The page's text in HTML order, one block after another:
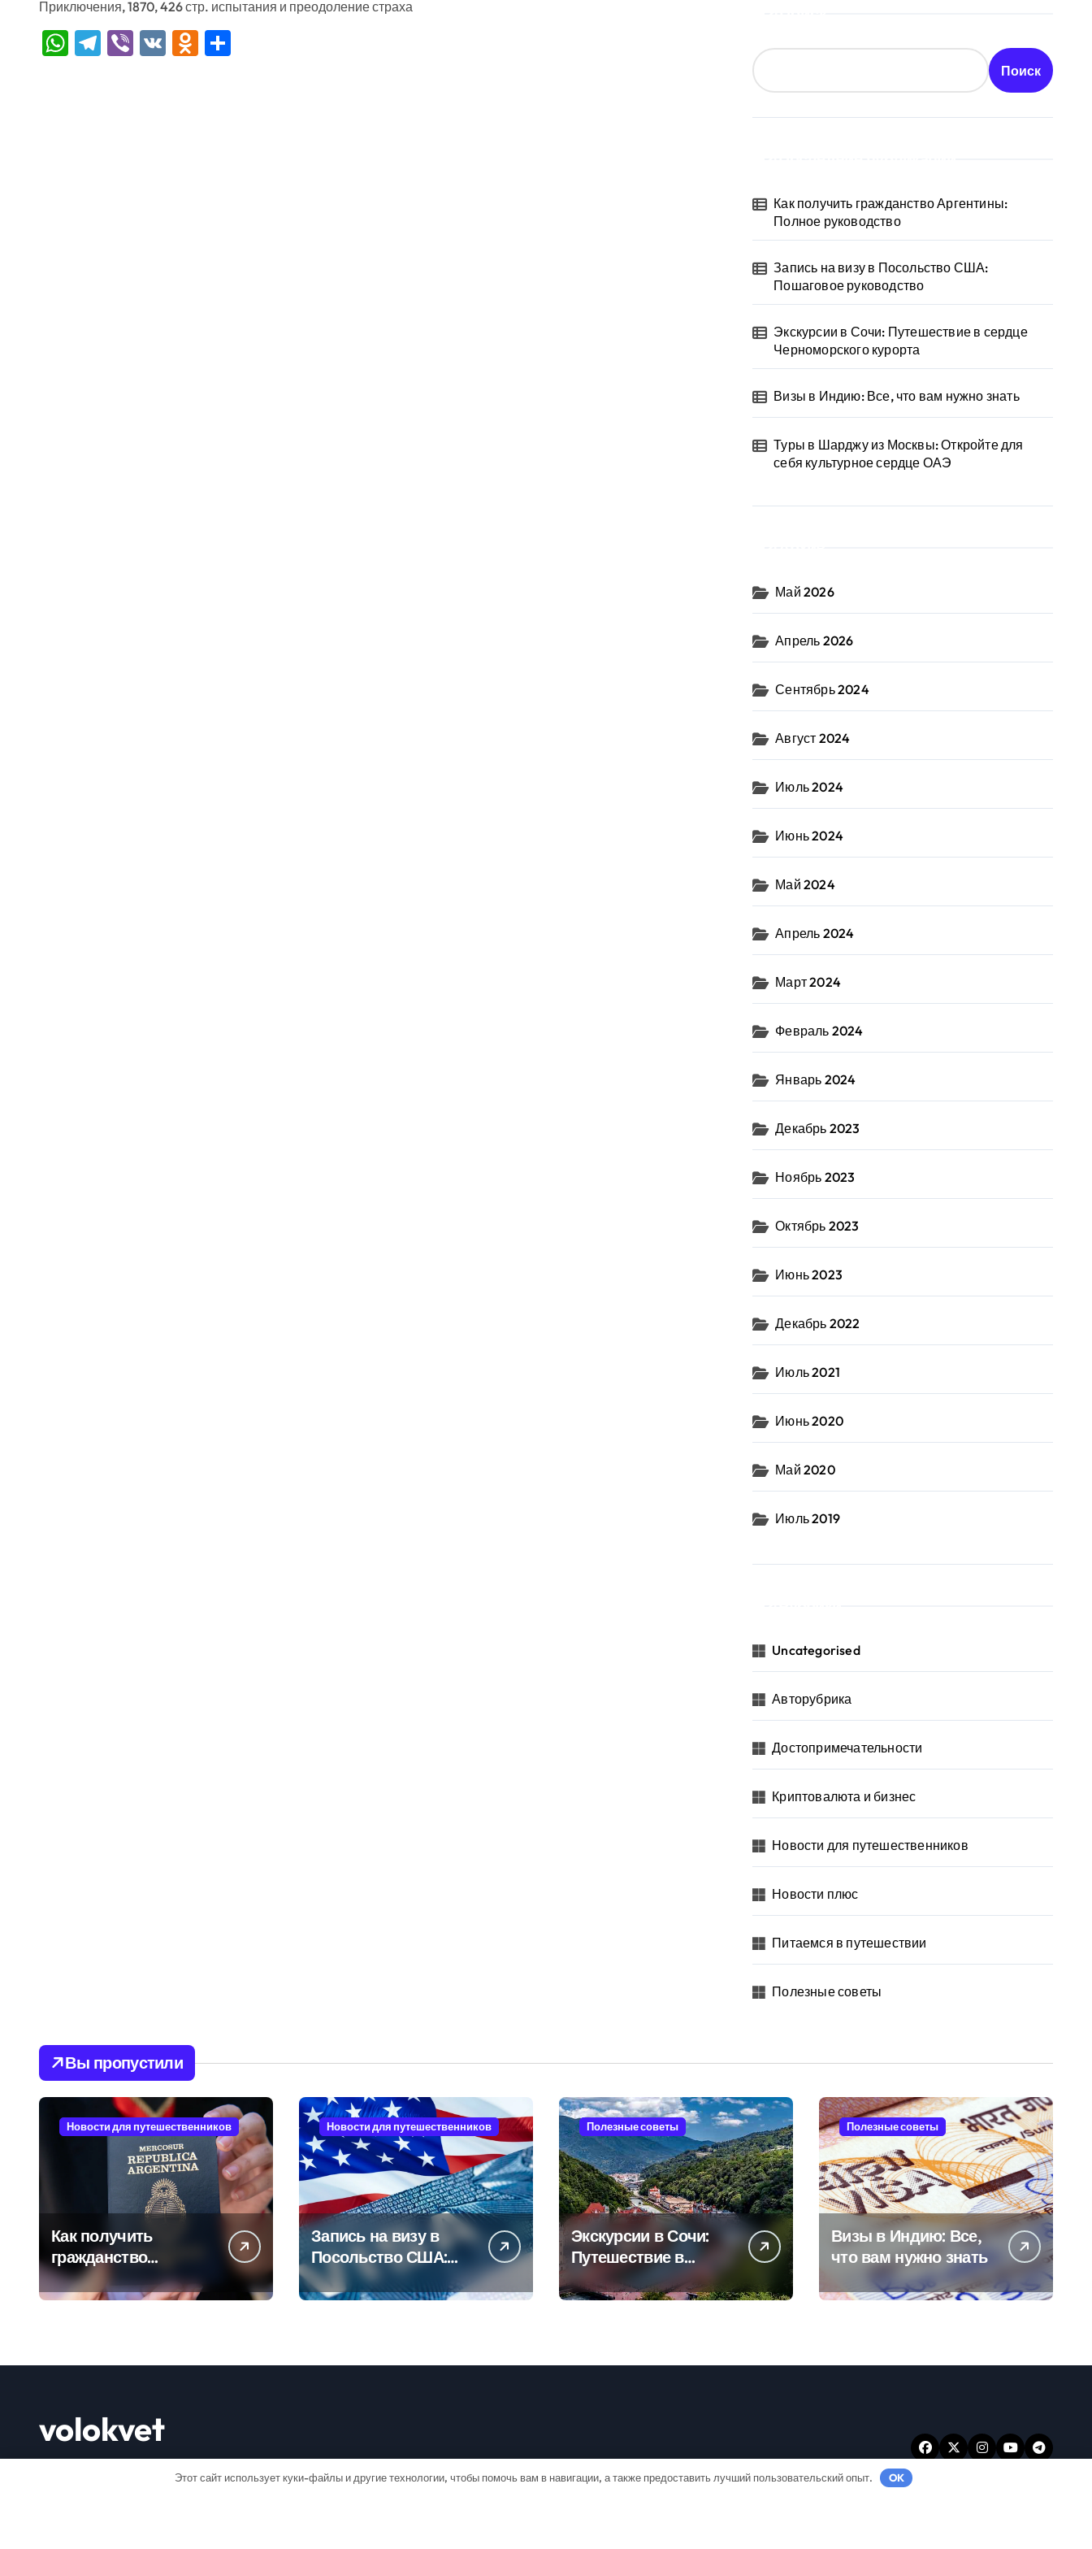
Приключения, 1870, 426 стр. испытания и преодоление страха
WhatsApp
Telegram
Viber
VK Odnoklassniki
Поиск
Как получить гражданство Аргентины:
Полное руководство
Запись на визу в Посольство США:
Пошаговое руководство
Экскурсии в Сочи: Путешествие в сердце
Черноморского курорта
Визы в Индию: Все, что вам нужно знать
Туры в Шарджу из Москвы: Откройте для
себя культурное сердце ОАЭ
Май 2026
Апрель 2026
Сентябрь 2024
Август 2024
Июль 2024
Июнь 2024
Май 2024
Апрель 2024
Март 2024
Февраль 2024
Январь 2024
Декабрь 2023
Ноябрь 2023
Октябрь 2023
Июнь 2023
Декабрь 2022
Июль 2021
Июнь 2020
Май 2020
Июль 2019
Uncategorised
Авторубрика
Достопримечательности
Криптовалюта и бизнес
Новости для путешественников
Новости плюс
Питаемся в путешествии
Полезные советы
Вы пропустили
Новости для путешественников
Как получить
гражданство
Аргентины: Полное
руководство
Новости для путешественников
Запись на визу в
Посольство США:
Пошаговое
руководство
Полезные советы
Экскурсии в Сочи:
Путешествие в
сердце
Черноморского
Полезные советы
Визы в Индию: Все,
что вам нужно знать
volokvet
Этот сайт использует куки-файлы и другие технологии, чтобы помочь вам в навигации, а также предоставить лучший пользовательский опыт. OK